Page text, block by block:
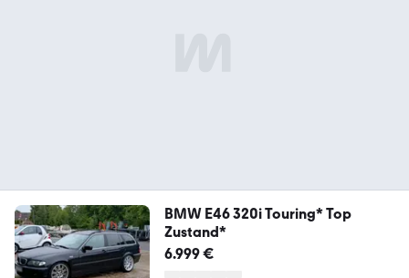
BMW E46 320i Touring* Top
Zustand*
6.999 €